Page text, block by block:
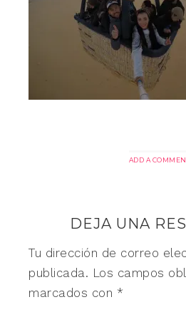
ADD A
DEJA UNA
Tu dirección de correo
publicada. Los campos
marcados con *